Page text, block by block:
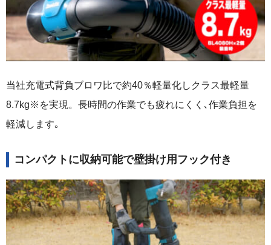
当社充電式背負ブロワ比で約40％軽量化しクラス最軽量
8.7kg※を実現。長時間の作業でも疲れにくく､作業負担を
軽減します｡
コンパクトに収納可能で壁掛け用フック付き